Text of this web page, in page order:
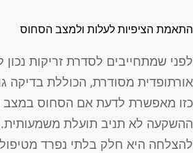
התאמת הציפיות לעלות ולמצב הסחוס
לפני שמתחייבים לסדרת זריקות
אורתופדית מסודרת, הכוללת בדיקה
ההשקעה לא תניב תועלת משמעותית.
להצלחה היא חלק בלתי נפרד